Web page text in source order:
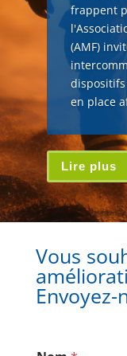
frappent
(AMF)
en place
Lire plus
Vous